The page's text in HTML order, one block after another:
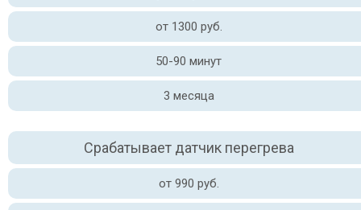
от 1300 руб.
50-90 минут
3 месяца
Срабатывает датчик перегрева
от 990 руб.